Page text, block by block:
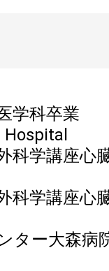
学科卒業
学講座心
学講座心
ター大森